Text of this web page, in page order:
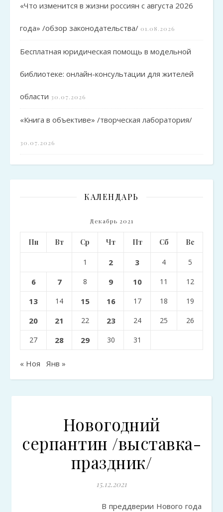
«Что изменится в жизни россиян с августа 2026
года» /обзор законодательства/ 01.08.2026
Бесплатная юридическая помощь в модельной
библиотеке: онлайн-консультации для жителей
области 30.07.2026
«Книга в объективе» /творческая лаборатория/
30.07.2026
КАЛЕНДАРЬ
Декабрь 2021
Пн Вт Ср Чт Пт Сб Вс
1 2 3 4 5
6 7 8 9 10 11 12
13 14 15 16 17 18 19
20 21 22 23 24 25 26
27 28 29 30 31
« Ноя Янв »
Новогодний
серпантин /выставка-
праздник/
15.12.2021
В преддверии Нового года